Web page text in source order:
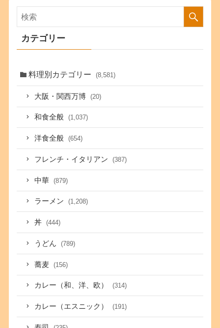
カテゴリー
料理別カテゴリー (8,581)
大阪・関西万博 (20)
和食全般 (1,037)
洋食全般 (654)
フレンチ・イタリアン (387)
中華 (879)
ラーメン (1,208)
丼 (444)
うどん (789)
蕎麦 (156)
カレー（和、洋、欧） (314)
カレー（エスニック） (191)